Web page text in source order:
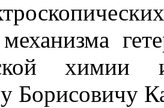
Борисовичу